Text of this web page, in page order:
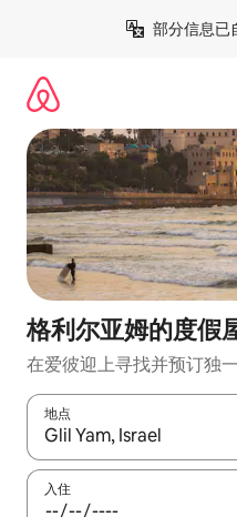
部分信息已
格利尔亚姆的度假
在爱彼迎上寻找并预订独
地点
如有搜索结果，请使用上
入住